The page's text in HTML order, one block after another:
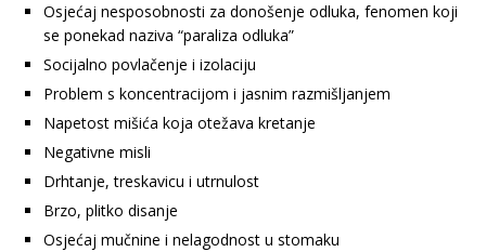
Osjećaj nesposobnosti za donošenje odluka, fenomen koji
se ponekad naziva “paraliza odluka”
Socijalno povlačenje i izolaciju
Problem s koncentracijom i jasnim razmišljanjem
Napetost mišića koja otežava kretanje
Negativne misli
Drhtanje, treskavicu i utrnulost
Brzo, plitko disanje
Osjećaj mučnine i nelagodnost u stomaku